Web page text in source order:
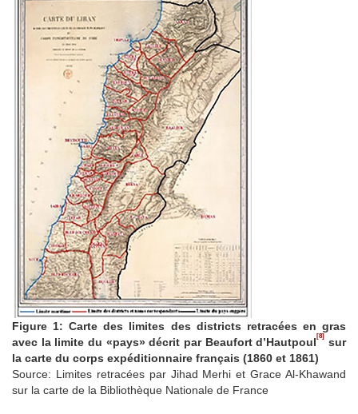
Figure 1: Carte des limites des districts retracées en gras
avec la limite du «pays» décrit par Beaufort d’Hautpoul[8]
sur
la carte du corps expéditionnaire français (1860 et 1861)
Source: Limites retracées par Jihad Merhi et Grace Al-Khawand
sur la carte de la Bibliothèque Nationale de France